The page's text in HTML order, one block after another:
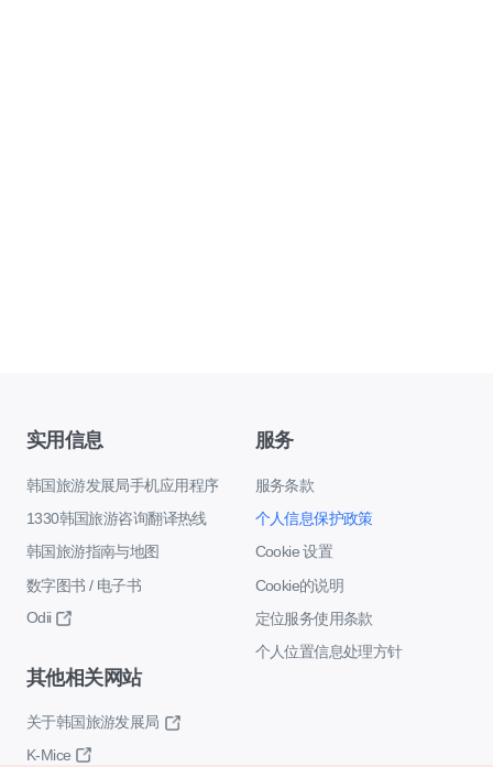
实用信息
韩国旅游发展局手机应用程序
1330韩国旅游咨询翻译热线
韩国旅游指南与地图
数字图书 / 电子书
Odii
服务
服务条款
个人信息保护政策
Cookie 设置
Cookie的说明
定位服务使用条款
个人位置信息处理方针
其他相关网站
关于韩国旅游发展局
K-Mice